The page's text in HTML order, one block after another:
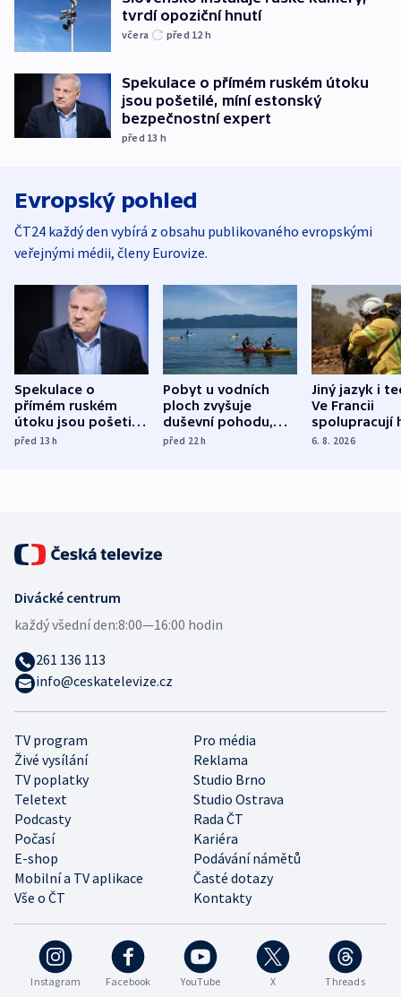
tvrdí opoziční hnutí
včera před 12 h
Spekulace o přímém ruském útoku
jsou pošetilé, míní estonský
bezpečnostní expert
před 13 h
Evropský pohled
ČT24 každý den vybírá z obsahu publikovaného evropskými
veřejnými médii, členy Eurovize.
Spekulace o
přímém ruském
útoku jsou pošetilé,
míní estonský
před 13h
Pobyt u vodních
ploch zvyšuje
duševní pohodu,
ukázala
před 22h
Jiný jazyk i
Ve Francii
spolupracují
různých zemí
6. 8. 2026
Instagram Facebook YouTube X Threads
TV program
Pro média
Živé vysílání
Reklama
TV poplatky
Studio Brno
Teletext
Studio Ostrava
Podcasty
Rada ČT
Počasí
Kariéra
E-shop
Podávání námětů
Mobilní a TV aplikace
Časté dotazy
Vše o ČT
Kontakty
Divácké centrum
každý všední den:8:00—16:00 hodin
261 136 113
info@ceskatelevize.cz